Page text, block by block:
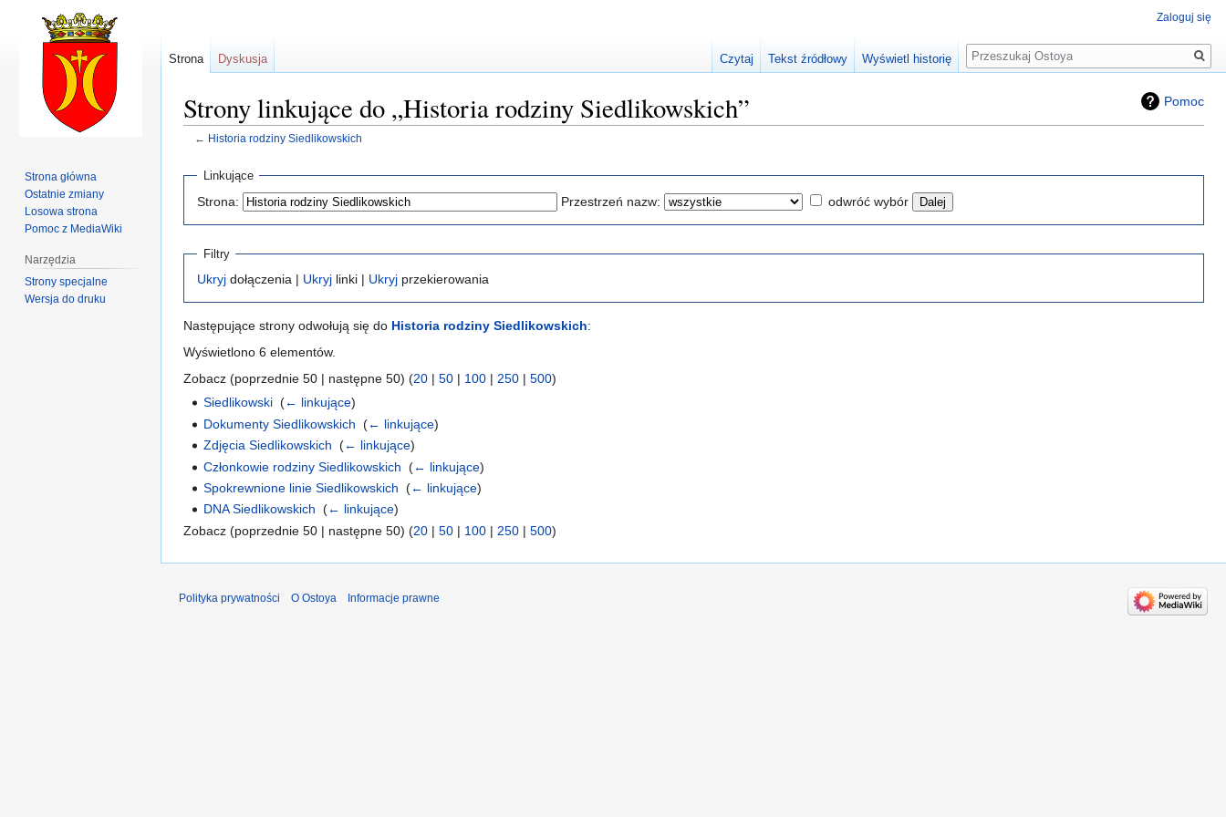
Pomoc
Strony linkujące do „Historia rodziny Siedlikowskich”
← Historia rodziny Siedlikowskich
Przejdź
nawigacji
Przejdź
wyszukiwania
Linkujące
Strona: Przestrzeń nazw: odwróć wybór
Filtry
Ukryj dołączenia | Ukryj linki | Ukryj przekierowania
Następujące strony odwołują się do Historia rodziny Siedlikowskich:
Wyświetlono 6 elementów.
Zobacz (poprzednie 50 | następne 50) (20 | 50 | 100 | 250 | 500)
Siedlikowski ‎(← linkujące)
Dokumenty Siedlikowskich ‎(← linkujące)
Zdjęcia Siedlikowskich ‎(← linkujące)
Członkowie rodziny Siedlikowskich ‎(← linkujące)
Spokrewnione linie Siedlikowskich ‎(← linkujące)
DNA Siedlikowskich ‎(← linkujące)
Zobacz (poprzednie 50 | następne 50) (20 | 50 | 100 | 250 | 500)
Zaloguj się
Strona Dyskusja Czytaj Tekst źródłowy Wyświetl historię
Szukaj
Strona główna
Ostatnie zmiany
Losowa strona
Pomoc z MediaWiki
Narzędzia
Strony specjalne
Wersja do druku
Polityka prywatności O Ostoya Informacje prawne